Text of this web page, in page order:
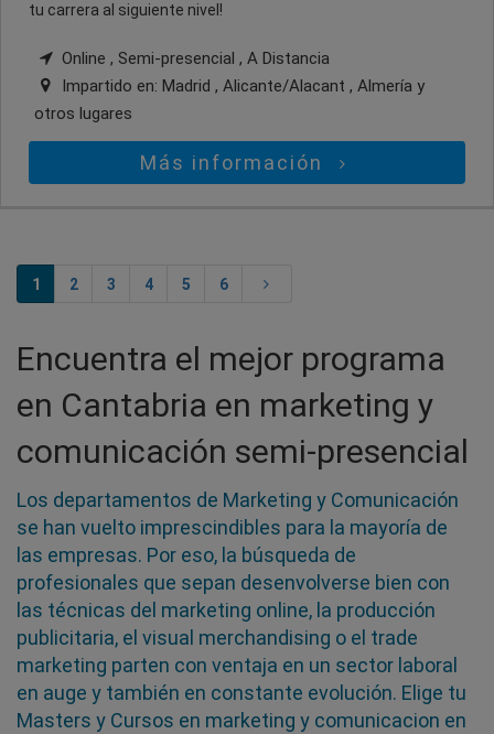
tu carrera al siguiente nivel!
Online , Semi-presencial , A Distancia
Impartido en: Madrid , Alicante/Alacant , Almería y
otros lugares
Más información
1 2 3 4 5 6
Encuentra el mejor programa
en Cantabria en marketing y
comunicación semi-presencial
Los departamentos de Marketing y Comunicación
se han vuelto imprescindibles para la mayoría de
las empresas. Por eso, la búsqueda de
profesionales que sepan desenvolverse bien con
las técnicas del marketing online, la producción
publicitaria, el visual merchandising o el trade
marketing parten con ventaja en un sector laboral
en auge y también en constante evolución. Elige tu
Masters y Cursos en marketing y comunicacion en